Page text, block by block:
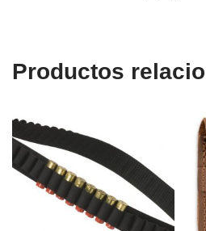
Productos